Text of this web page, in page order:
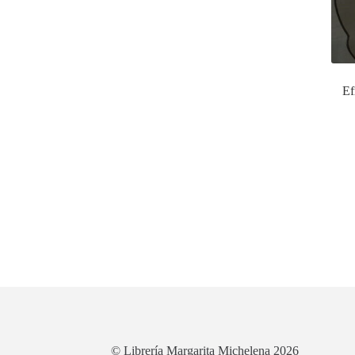
© Librería Margarita Michelena 2026